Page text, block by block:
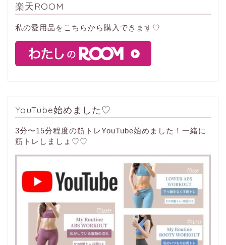
楽天ROOM
私の愛用品をこちらから購入できます♡
YouTube始めました♡
3分〜15分程度の筋トレYouTube始めました！一緒に
筋トレしましょ♡♡